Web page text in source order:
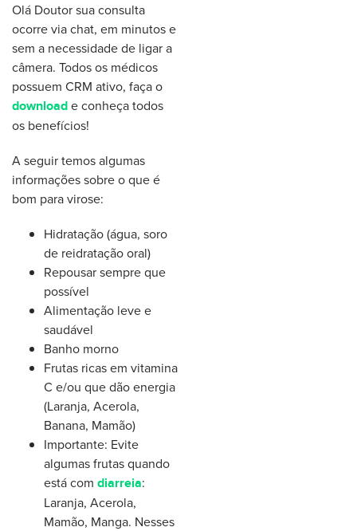
Olá Doutor sua consulta
ocorre via chat, em minutos e
sem a necessidade de ligar a
câmera. Todos os médicos
possuem CRM ativo, faça o
download e conheça todos
os benefícios!
A seguir temos algumas
informações sobre o que é
bom para virose:
Hidratação (água, soro
de reidratação oral)
Repousar sempre que
possível
Alimentação leve e
saudável
Banho morno
Frutas ricas em vitamina
C e/ou que dão energia
(Laranja, Acerola,
Banana, Mamão)
Importante: Evite
algumas frutas quando
está com diarreia:
Laranja, Acerola,
Mamão, Manga. Nesses